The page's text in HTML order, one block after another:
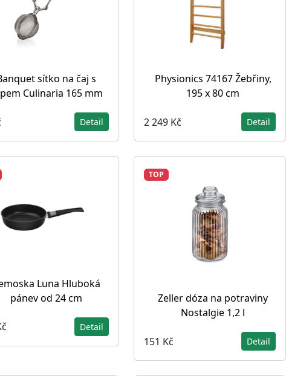
sítko na čaj s
Culinaria 165 mm
Detail
Physionics 74167 Žebřiny,
195 x 80 cm
2 249 Kč Detail
Luna Hluboká
pánev od 24 cm
Detail
TOP
Zeller dóza na potraviny
Nostalgie 1,2 l
151 Kč Detail